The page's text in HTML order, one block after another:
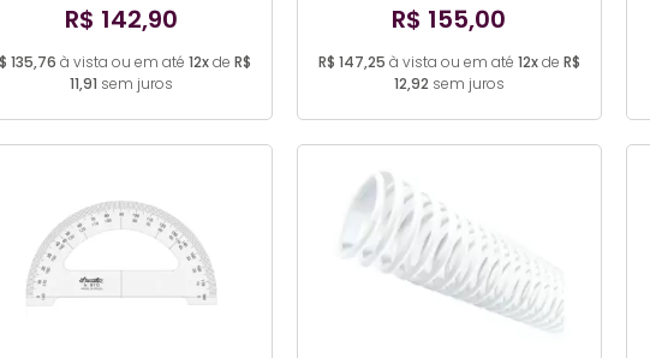
R$ 142,90
135,76 à vista ou em até12xdeR$
11,91 sem juros
R$ 155,00
R$ 147,25 à vista ou em até 12xde R$
12,92 sem juros